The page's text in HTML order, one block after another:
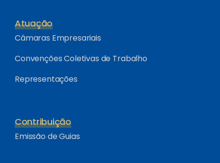
Atuação
Câmaras Empresariais
Convenções Coletivas de Trabalho
Representações
Contribuição
Emissão de Guias